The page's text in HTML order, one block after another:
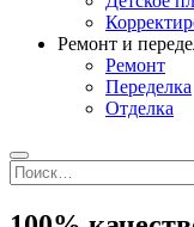
Ремонт и
Ремонт
Переделка
Отделка
Search
Найти: